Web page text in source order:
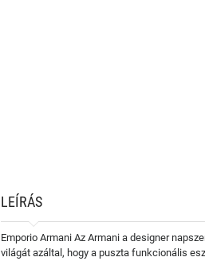
LEÍRÁS
Emporio Armani Az Armani a designer
világát azáltal, hogy a puszta funkcionális